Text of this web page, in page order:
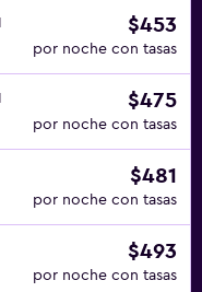
$453
por noche con tasas
$475
por noche con tasas
$481
por noche con tasas
$493
por noche con tasas